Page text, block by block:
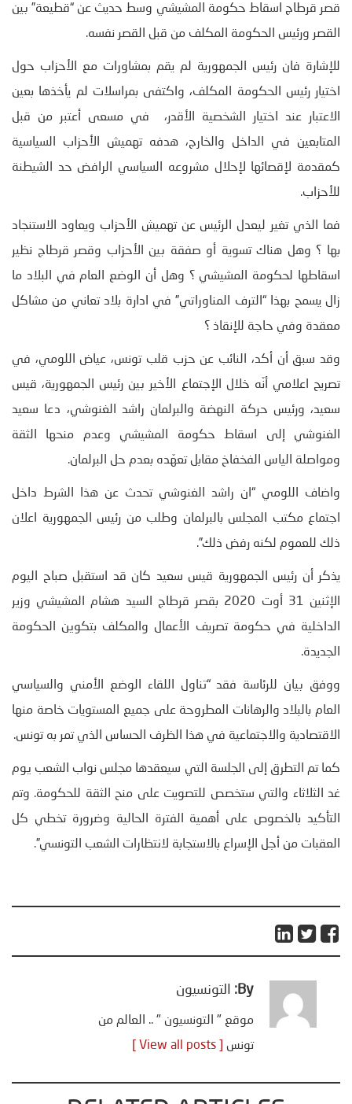
قصر قرطاج اسقاط حكومة المشيشي وسط حديث عن “قطيعة” بين
القصر ورئيس الحكومة المكلف من قبل القصر نفسه.
للإشارة فان رئيس الجمهورية لم يقم بمشاورات مع الأحزاب حول
اختيار رئيس الحكومة المكلف، واكتفى بمراسلات لم يأخذها بعين
الاعتبار عند اختيار الشخصية الأقدر، في مسعى أعتبر من قبل
المتابعين في الداخل والخارج، هدفه تهميش الأحزاب السياسية
كمقدمة لإقصائها لإحلال مشروعه السياسي الرافض حد الشيطنة
للأحزاب.
فما الذي تغير ليعدل الرئيس عن تهميش الأحزاب ويعاود الاستنجاد
بها ؟ وهل هناك تسوية أو صفقة بين الأحزاب وقصر قرطاج نظير
اسقاطها لحكومة المشيشي ؟ وهل أن الوضع العام في البلاد ما
زال يسمح بهذا “الترف المناوراتي” في ادارة بلاد تعاني من مشاكل
معقدة وفي حاجة للإنقاذ ؟
وقد سبق أن أكد، النائب عن حزب قلب تونس، عياض اللومي، في
تصريح اعلامي أنّه خلال الإجتماع الأخير بين رئيس الجمهورية، قيس
سعيد، ورئيس حركة النهضة والبرلمان راشد الغنوشي، دعا سعيد
الغنوشي إلى اسقاط حكومة المشيشي وعدم منحها الثقة
ومواصلة الياس الفخفاخ مقابل تعهّده بعدم حل البرلمان.
واضاف اللومي “ان راشد الغنوشي تحدث عن هذا الشرط داخل
اجتماع مكتب المجلس بالبرلمان وطلب من رئيس الجمهورية اعلان
ذلك للعموم لكنه رفض ذلك”.
يذكر أن رئيس الجمهورية قيس سعيد كان قد استقبل صباح اليوم
الإثنين 31 أوت 2020 بقصر قرطاج السيد هشام المشيشي وزير
الداخلية في حكومة تصريف الأعمال والمكلف بتكوين الحكومة
الجديدة.
ووفق بيان للرئاسة فقد “تناول اللقاء الوضع الأمني والسياسي
العام بالبلاد والرهانات المطروحة على جميع المستويات خاصة منها
الاقتصادية والاجتماعية في هذا الظرف الحساس الذي تمر به تونس.
كما تم التطرق إلى الجلسة التي سيعقدها مجلس نواب الشعب يوم
غد الثلاثاء والتي ستخصص للتصويت على منح الثقة للحكومة. وتم
التأكيد بالخصوص على أهمية الفترة الحالية وضرورة تخطي كل
العقبات من أجل الإسراع بالاستجابة لانتظارات الشعب التونسي”.
By: التونسيون
موقع " التونسيون " .. العالم من
تونس